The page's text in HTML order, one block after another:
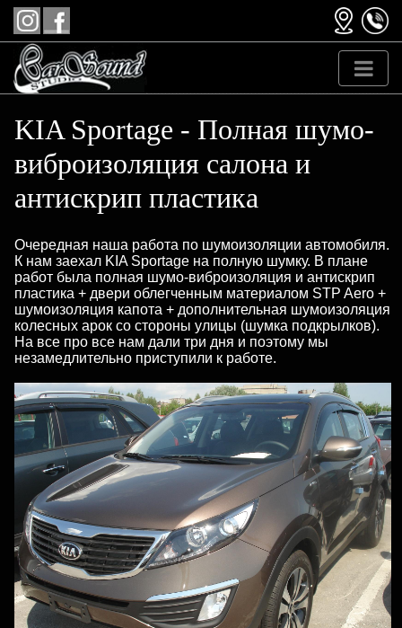
KIA Sportage - Полная шумо-
виброизоляция салона и
антискрип пластика
Очередная наша работа по шумоизоляции автомобиля.
К нам заехал KIA Sportage на полную шумку. В плане
работ была полная шумо-виброизоляция и антискрип
пластика + двери облегченным материалом STP Aero +
шумоизоляция капота + дополнительная шумоизоляция
колесных арок со стороны улицы (шумка подкрылков).
На все про все нам дали три дня и поэтому мы
незамедлительно приступили к работе.